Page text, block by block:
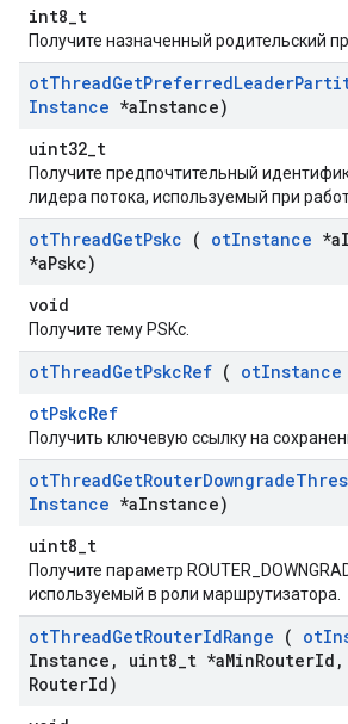
int8_t
Получите назначенный родительский
otThreadGetPreferredLeader
Instance *aInstance)
uint32_t
Получите предпочтительный
лидера потока, используемый при
otThreadGetPskc ( otInstance *a
*aPskc)
void
Получите тему PSKc.
otThreadGetPskcRef ( otInstance
otPskcRef
Получить ключевую ссылку на
otThreadGetRouterDowngrade
Instance *aInstance)
uint8_t
Получите параметр
используемый в роли маршрутизатора.
otThreadGetRouterIdRange ( ot
Instance , uint8 t *aMinRouterId ,
RouterId)